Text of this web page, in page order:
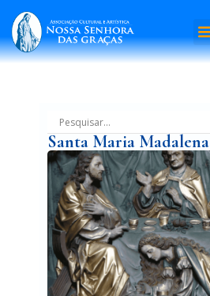
Santa Maria Madalena